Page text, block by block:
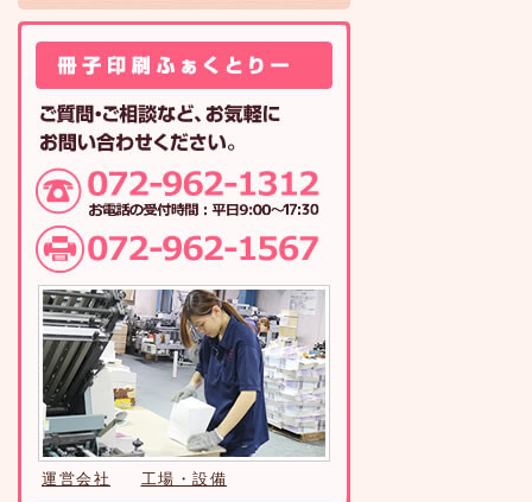
運営会社 工場・設備